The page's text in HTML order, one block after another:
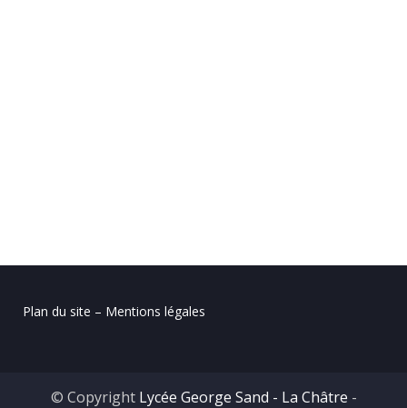
Plan du site – Mentions légales
© Copyright Lycée George Sand - La Châtre -